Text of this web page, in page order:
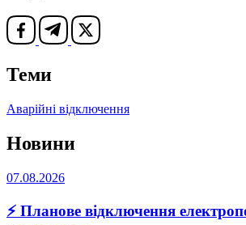
Теми
Аварійні відключення
Новини
07.08.2026
⚡ Планове відключення